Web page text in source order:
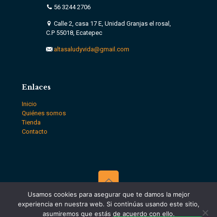
56 3244 2706
Calle 2, casa 17 E, Unidad Granjas el rosal,
C.P 55018, Ecatepec
altasaludyvida@gmail.com
Enlaces
Inicio
Quiénes somos
Tienda
Contacto
© Alta salud y vida || Todos los derechos reservados || Vleeko
Agencia de Marketing Digital CDMX
Usamos cookies para asegurar que te damos la mejor
experiencia en nuestra web. Si continúas usando este sitio,
asumiremos que estás de acuerdo con ello.